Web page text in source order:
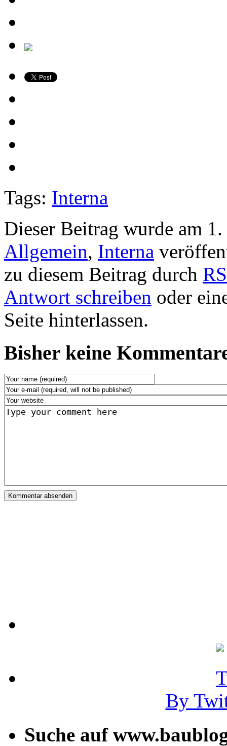
Tags: Interna
Dieser Beitrag wurde am
Allgemein, Interna
zu diesem Beitrag durch
Antwort schreiben oder
Seite hinterlassen.
Bisher keine
By
Suche auf